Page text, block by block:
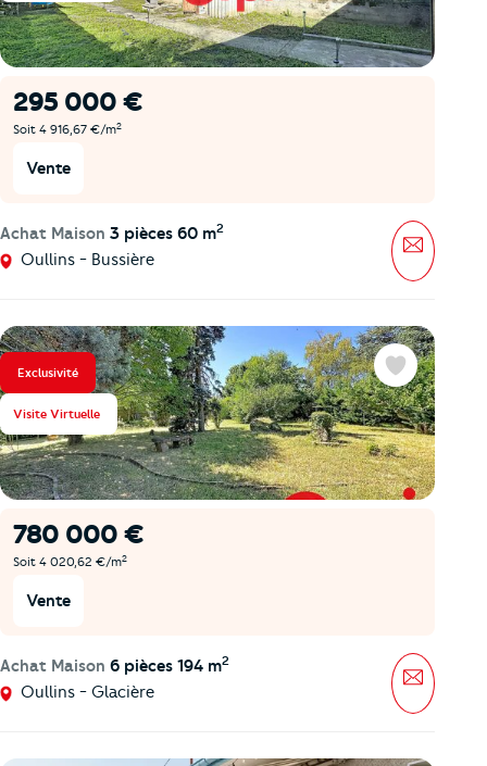
295 000 €
Soit 4 916,67 €/m2
Vente
Achat Maison 3 pièces 60 m2
Oullins - Bussière
Message
Exclusivité
Visite Virtuelle
780 000 €
Soit 4 020,62 €/m2
Vente
Achat Maison 6 pièces 194 m2
Oullins - Glacière
Favoris
Message